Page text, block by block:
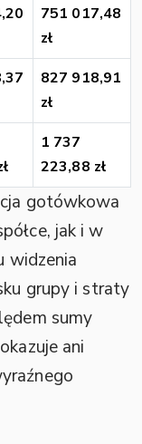
751 017,48
zł
827 918,91
zł
1 737
223,88 zł
gotówkowa
jak i w
widzenia
grupy i straty
sumy
ani